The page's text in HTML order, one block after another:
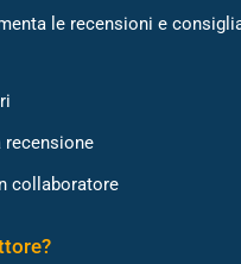
le recensioni e
recensione
collaboratore